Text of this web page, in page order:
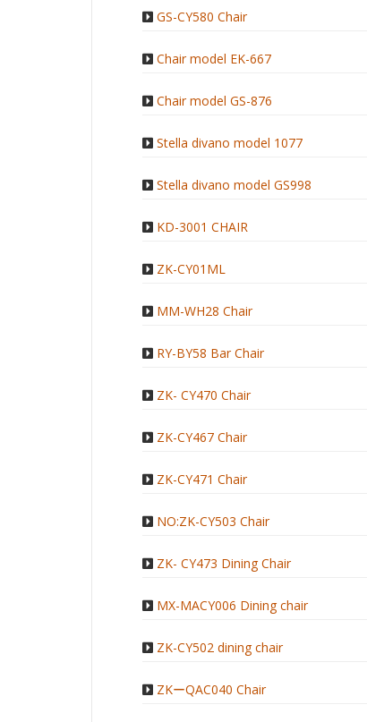
GS-CY580 Chair
Chair model EK-667
Chair model GS-876
Stella divano model 1077
Stella divano model GS998
KD-3001 CHAIR
ZK-CY01ML
MM-WH28 Chair
RY-BY58 Bar Chair
ZK- CY470 Chair
ZK-CY467 Chair
ZK-CY471 Chair
NO:ZK-CY503 Chair
ZK- CY473 Dining Chair
MX-MACY006 Dining chair
ZK-CY502 dining chair
ZKーQAC040 Chair